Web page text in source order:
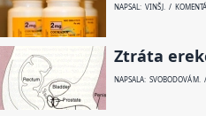
NAPSAL: VINŠ J. /
Ztráta
NAPSALA: SVOBODOVÁ